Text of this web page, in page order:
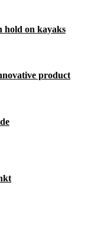
hold on kayaks
product